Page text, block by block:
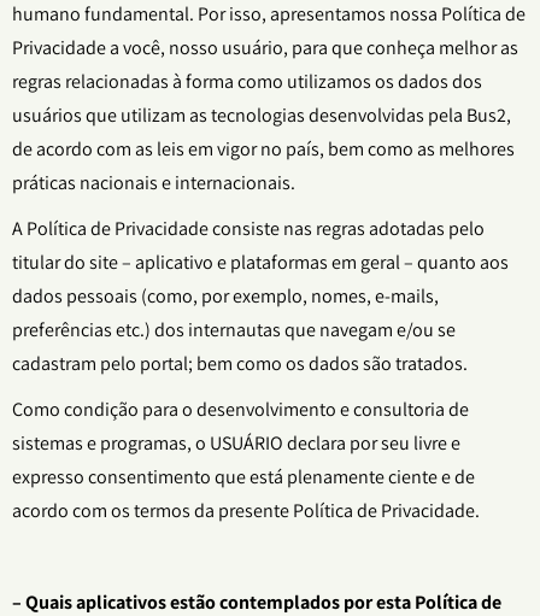
humano fundamental. Por isso, apresentamos nossa Política de
Privacidade a você, nosso usuário, para que conheça melhor as
regras relacionadas à forma como utilizamos os dados dos
usuários que utilizam as tecnologias desenvolvidas pela Bus2,
de acordo com as leis em vigor no país, bem como as melhores
práticas nacionais e internacionais.
A Política de Privacidade consiste nas regras adotadas pelo
titular do site – aplicativo e plataformas em geral – quanto aos
dados pessoais (como, por exemplo, nomes, e-mails,
preferências etc.) dos internautas que navegam e/ou se
cadastram pelo portal; bem como os dados são tratados.
Como condição para o desenvolvimento e consultoria de
sistemas e programas, o USUÁRIO declara por seu livre e
expresso consentimento que está plenamente ciente e de
acordo com os termos da presente Política de Privacidade.
– Quais aplicativos estão contemplados por esta Política de